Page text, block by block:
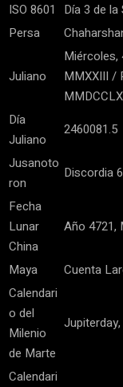
ISO 8601
Día 3 de
Persa
Juliano
Miércoles,
MMXXIII /
Día
Juliano
2460081.5
Jusanoto
ron
Discordia
Fecha
Lunar
China
Año 4721,
Maya
Cuenta
Calendari
o del
Milenio
de Marte
Calendari